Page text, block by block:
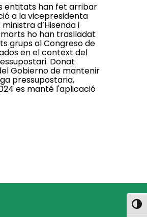
entitats han fet arribar
a la vicepresidenta
d’Hisenda i
ho han traslladat
grups al Congreso de
en el context del
Donat
Gobierno de mantenir
pressupostaria,
es manté l'aplicació